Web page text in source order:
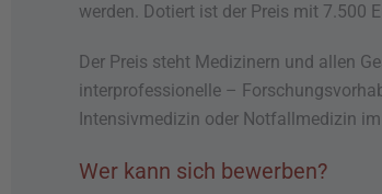
werden. Dotiert ist der Preis mit 7.500
Der Preis steht Medizinern und allen
interprofessionelle –
Intensivmedizin oder Notfallmedizin
Wer kann sich bewerben?